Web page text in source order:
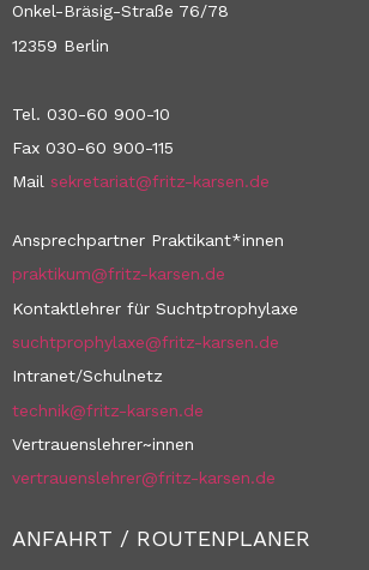
Onkel-Bräsig-Straße 76/78
12359 Berlin
Tel. 030-60 900-10
Fax 030-60 900-115
Mail sekretariat@fritz-karsen.de
Ansprechpartner Praktikant*innen
praktikum@fritz-karsen.de
Kontaktlehrer für Suchtptrophylaxe
suchtprophylaxe@fritz-karsen.de
Intranet/Schulnetz
technik@fritz-karsen.de
Vertrauenslehrer~innen
vertrauenslehrer@fritz-karsen.de
ANFAHRT / ROUTENPLANER